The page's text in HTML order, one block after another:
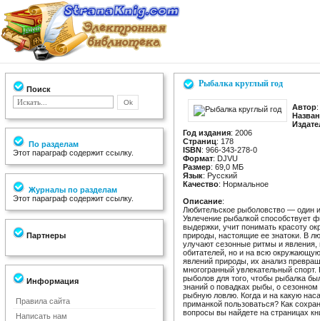
Поиск
По разделам
Этот параграф содержит ссылку.
Журналы по разделам
Этот параграф содержит ссылку.
Партнеры
Информация
Правила сайта
Написать нам
Рыбалка круглый год
Автор
Год издания: 2006
Страниц: 178
ISBN: 966-343-278-0
Формат: DJVU
Размер: 69,0 МБ
Язык: Русский
Качество: Нормальное
Описание:
Любительское рыболовство — один
Увлечение рыбалкой способствует
выдержки, учит понимать красоту
природы, настоящие ее знатоки. В
улучают сезонные ритмы и
обитателей, но и на всю
явлений природы, их анализ
многогранный увлекательный
рыболов для того, чтобы рыбалка
знаний о повадках рыбы, о
рыбную ловлю. Когда и на какую
приманкой пользоваться? Как
вопросы вы найдете на страницах